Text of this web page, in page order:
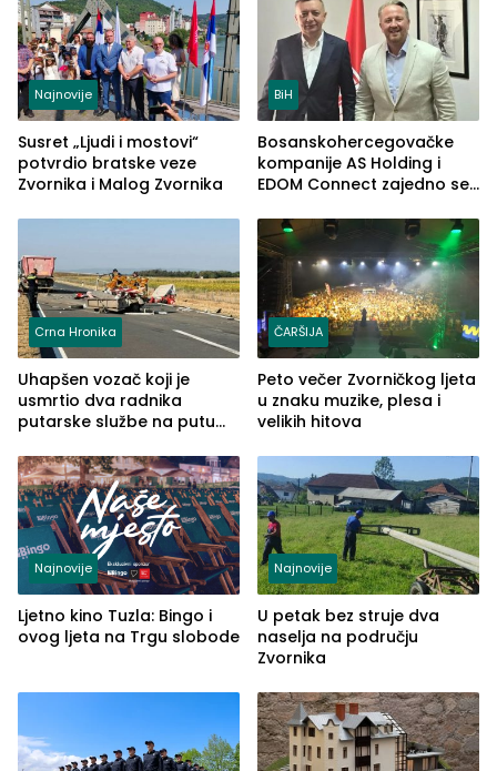
Najnovije
Susret „Ljudi i mostovi“
potvrdio bratske veze
Zvornika i Malog Zvornika
BiH
Bosanskohercegovačke
kompanije AS Holding i
EDOM Connect zajedno se
Crna Hronika
Uhapšen vozač koji je
usmrtio dva radnika
putarske službe na putu
(FOTO)
ČARŠIJA
Peto večer Zvorničkog ljeta
u znaku muzike, plesa i
velikih hitova
Najnovije
Ljetno kino Tuzla: Bingo i
ovog ljeta na Trgu slobode
Najnovije
U petak bez struje dva
naselja na području
Zvornika